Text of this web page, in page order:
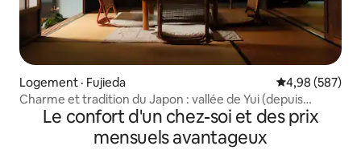
Logement · Fujieda Note
4,98 (587)
Charme et tradition du Japon : vallée de Yui (depuis
Tokyo/Kyoto)
Le confort d'un chez-soi et des prix
mensuels avantageux